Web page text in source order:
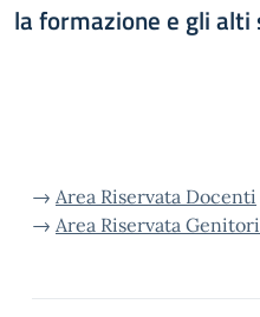
la formazione e gli
→ Area Riservata Docenti
→ Area Riservata